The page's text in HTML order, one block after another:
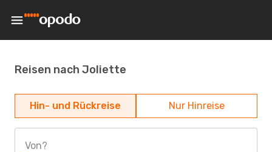
Reisen nach Joliette
Hin- und Rückreise Nur Hinreise
Von?